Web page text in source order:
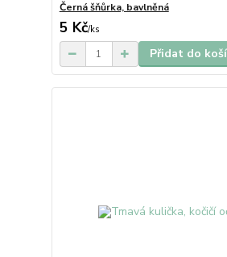
Černá šňůrka, bavlněná
5 Kč/ks
Přidat do